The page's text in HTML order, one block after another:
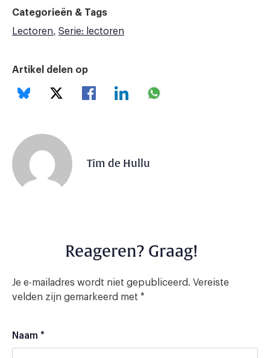
Categorieën & Tags
Lectoren
Serie: lectoren
Artikel delen op
Tim de Hullu
Reageren? Graag!
Je e-mailadres wordt niet gepubliceerd. Vereiste
velden zijn gemarkeerd met *
Naam *